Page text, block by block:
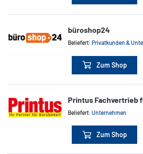
büroshop24
Beliefert:Privatkunden &
Zum Shop
Printus Fachvertrieb
Beliefert:Unternehmen
Zum Shop